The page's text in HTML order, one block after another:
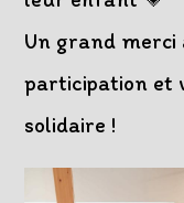
Un grand
participation et
solidaire !